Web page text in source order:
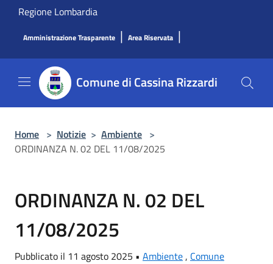
Salta al contenuto principale
Regione Lombardia
Amministrazione Trasparente | Area Riservata |
Comune di Cassina Rizzardi
Home > Notizie > Ambiente >
ORDINANZA N. 02 DEL 11/08/2025
ORDINANZA N. 02 DEL
11/08/2025
Pubblicato il 11 agosto 2025 • Ambiente, Comune